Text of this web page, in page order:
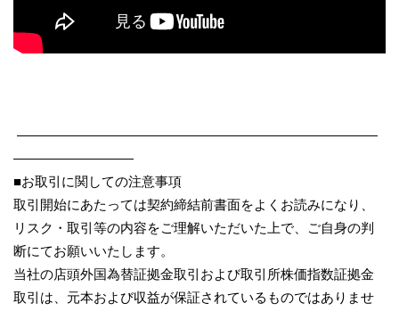
———————————————————————————
—————————
■お取引に関しての注意事項
取引開始にあたっては契約締結前書面をよくお読みになり、
リスク・取引等の内容をご理解いただいた上で、ご自身の判
断にてお願いいたします。
当社の店頭外国為替証拠金取引および取引所株価指数証拠金
取引は、元本および収益が保証されているものではありませ